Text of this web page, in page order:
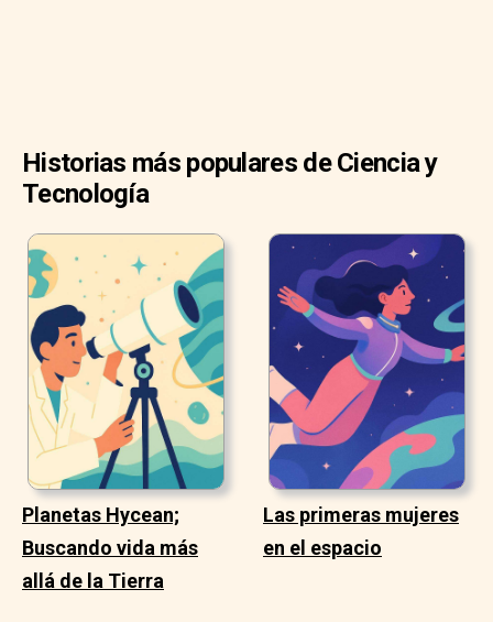
Historias más populares de Ciencia y
Tecnología
Planetas Hycean;
Buscando vida más
allá de la Tierra
Las primeras mujeres
en el espacio